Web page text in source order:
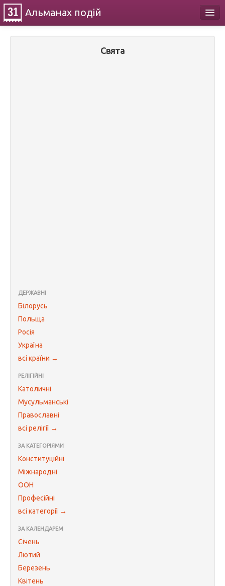
Альманах подій
Свята
ДЕРЖАВНІ
Білорусь
Польща
Росія
Україна
всі країни →
РЕЛІГІЙНІ
Католичні
Мусульманські
Православні
всі релігії →
ЗА КАТЕГОРІЯМИ
Конституційні
Міжнародні
ООН
Професійні
всі категорії →
ЗА КАЛЕНДАРЕМ
Січень
Лютий
Березень
Квітень